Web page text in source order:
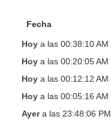
Fecha
Hoy a las 00:38:10 AM
Hoy a las 00:20:05 AM
Hoy a las 00:12:12 AM
Hoy a las 00:05:16 AM
Ayera las 23:48:06 PM